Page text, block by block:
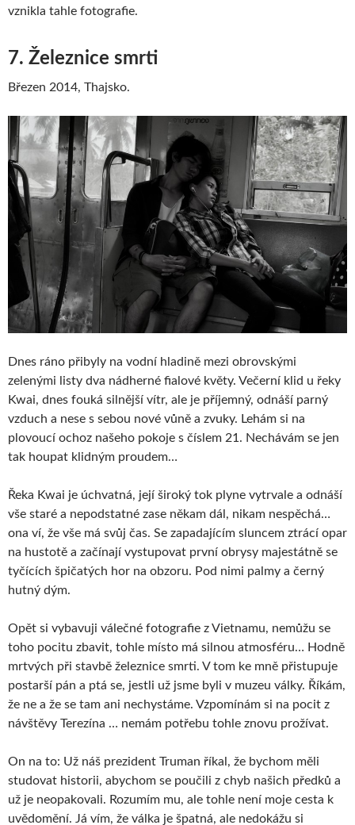
vznikla tahle fotografie.
7. Železnice smrti
Březen 2014, Thajsko.
Dnes ráno přibyly na vodní hladině mezi obrovskými
zelenými listy dva nádherné fialové květy. Večerní klid u řeky
Kwai, dnes fouká silnější vítr, ale je příjemný, odnáší parný
vzduch a nese s sebou nové vůně a zvuky. Lehám si na
plovoucí ochoz našeho pokoje s číslem 21. Nechávám se jen
tak houpat klidným proudem…
Řeka Kwai je úchvatná, její široký tok plyne vytrvale a odnáší
vše staré a nepodstatné zase někam dál, nikam nespěchá…
ona ví, že vše má svůj čas. Se zapadajícím sluncem ztrácí opar
na hustotě a začínají vystupovat první obrysy majestátně se
tyčících špičatých hor na obzoru. Pod nimi palmy a černý
hutný dým.
Opět si vybavuji válečné fotografie z Vietnamu, nemůžu se
toho pocitu zbavit, tohle místo má silnou atmosféru… Hodně
mrtvých při stavbě železnice smrti. V tom ke mně přistupuje
postarší pán a ptá se, jestli už jsme byli v muzeu války. Říkám,
že ne a že se tam ani nechystáme. Vzpomínám si na pocit z
návštěvy Terezína … nemám potřebu tohle znovu prožívat.
On na to: Už náš prezident Truman říkal, že bychom měli
studovat historii, abychom se poučili z chyb našich předků a
už je neopakovali. Rozumím mu, ale tohle není moje cesta k
uvědomění. Já vím, že válka je špatná, ale nedokážu si